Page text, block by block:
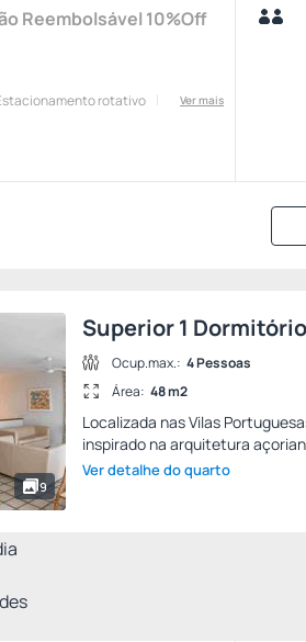
Reembolsável 10%Off
rotativo Ver mais
9
Superior 1 Dormitório
Ocup.max.: 4 Pessoas
Área: 48 m2
Localizada nas Vilas
inspirado na arquitetura
Ver detalhe do quarto